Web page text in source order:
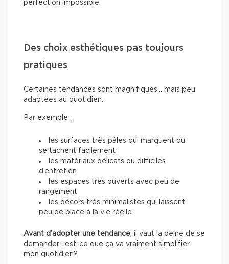
perfection impossible.
Des choix esthétiques pas toujours
pratiques
Certaines tendances sont magnifiques… mais peu
adaptées au quotidien.
Par exemple :
les surfaces très pâles qui marquent ou
se tachent facilement
les matériaux délicats ou difficiles
d’entretien
les espaces très ouverts avec peu de
rangement
les décors très minimalistes qui laissent
peu de place à la vie réelle
Avant d’adopter une tendance , il vaut la peine de se
demander : est-ce que ça va vraiment simplifier
mon quotidien?